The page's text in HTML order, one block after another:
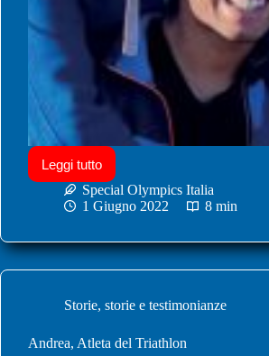
Leggi tutto
Special Olympics Italia
1 Giugno 2022
8 min
Storie, storie e testimonianze
Andrea, Atleta del Triathlon